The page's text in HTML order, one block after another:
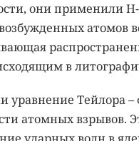
они применили
атомов
в
уравнение Тейлора
атомных взрывов.
ударных волн в